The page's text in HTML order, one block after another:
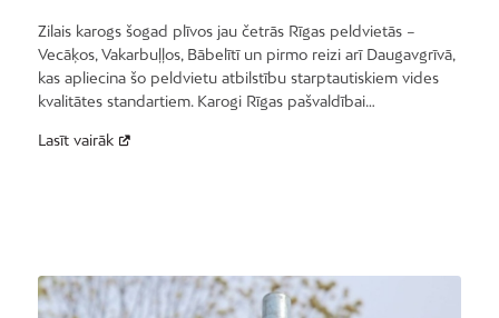
Zilais karogs šogad plīvos jau četrās Rīgas peldvietās –
Vecāķos, Vakarbuļļos, Bābelītī un pirmo reizi arī Daugavgrīvā,
kas apliecina šo peldvietu atbilstību starptautiskiem vides
kvalitātes standartiem. Karogi Rīgas pašvaldībai…
Lasīt vairāk